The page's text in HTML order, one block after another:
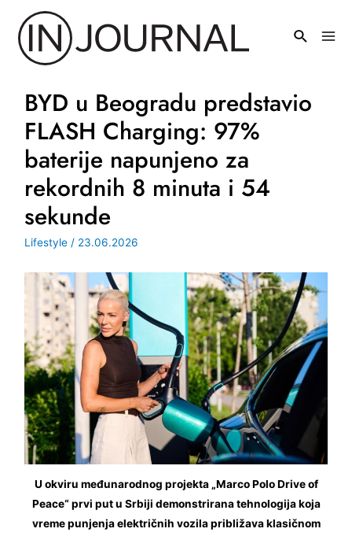
sadržaj
BYD u Beogradu predstavio
FLASH Charging: 97%
baterije napunjeno za
rekordnih 8 minuta i 54
sekunde
Lifestyle / 23.06.2026
U okviru međunarodnog projekta „Marco Polo Drive of
Peace“ prvi put u Srbiji demonstrirana tehnologija koja
vreme punjenja električnih vozila približava klasičnom